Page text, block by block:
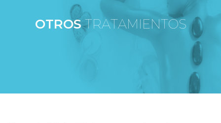
OTROS TRATAMIENTOS